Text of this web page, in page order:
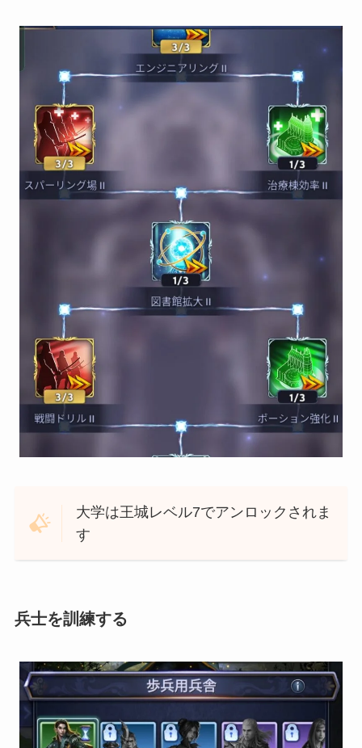
大学は王城レベル7でアンロックされま
す
兵士を訓練する